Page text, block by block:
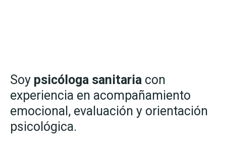
Soy psicóloga sanitaria con
experiencia en acompañamiento
emocional, evaluación y orientación
psicológica.